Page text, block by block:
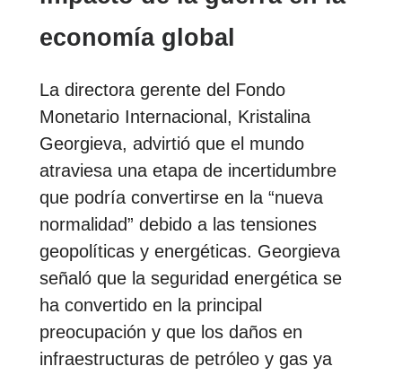
economía global
La directora gerente del Fondo
Monetario Internacional, Kristalina
Georgieva, advirtió que el mundo
atraviesa una etapa de incertidumbre
que podría convertirse en la “nueva
normalidad” debido a las tensiones
geopolíticas y energéticas. Georgieva
señaló que la seguridad energética se
ha convertido en la principal
preocupación y que los daños en
infraestructuras de petróleo y gas ya